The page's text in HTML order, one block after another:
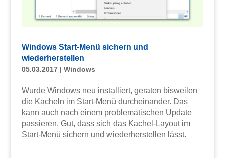
Windows Start-Menü sichern und
wiederherstellen
05.03.2017| Windows
Wurde Windows neu installiert, geraten bisweilen
die Kacheln im Start-Menü durcheinander. Das
kann auch nach einem problematischen Update
passieren. Gut, dass sich das Kachel-Layout im
Start-Menü sichern und wiederherstellen lässt.